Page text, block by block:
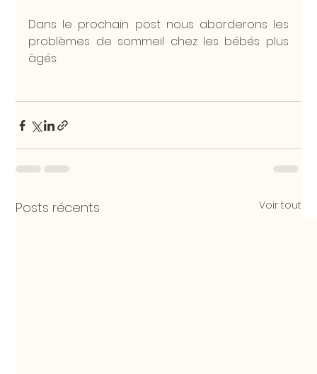
Dans le prochain post nous aborderons les
problèmes de sommeil chez les bébés plus
âgés.
Posts récents Voir tout